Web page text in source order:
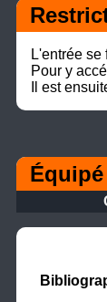
L'entrée
Pour y
Il est